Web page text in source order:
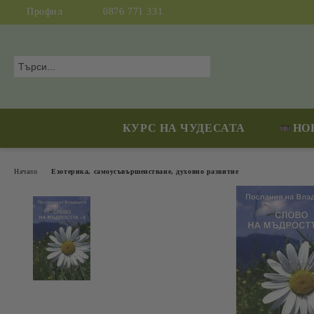
Профил 0876 771 331
КУРС НА ЧУДЕСАТА
Начало Езотерика, самоусъвършенстване, духовно развитие